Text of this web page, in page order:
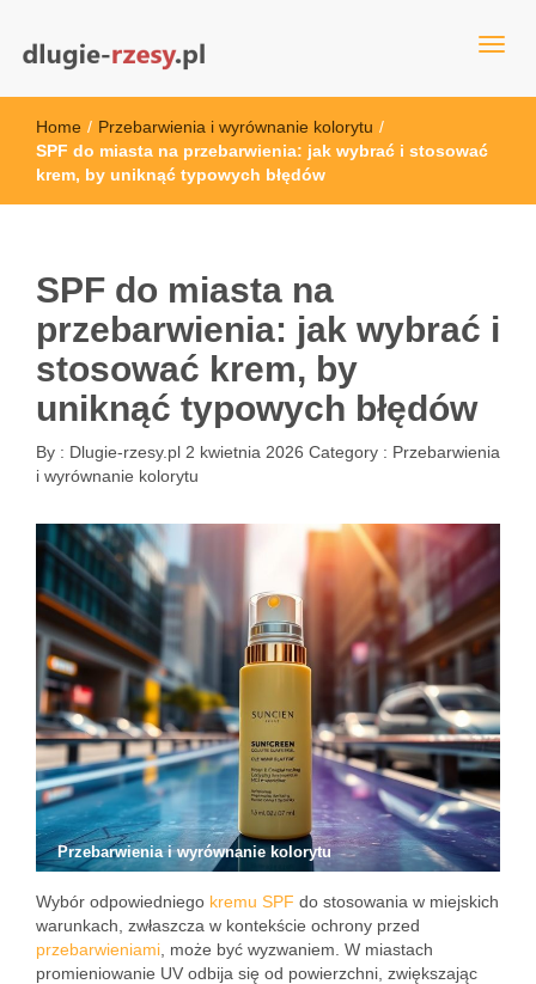
dlugie-rzesy.pl
Home / Przebarwienia i wyrównanie kolorytu /
SPF do miasta na przebarwienia: jak wybrać i stosować
krem, by uniknąć typowych błędów
SPF do miasta na
przebarwienia: jak wybrać i
stosować krem, by
uniknąć typowych błędów
By : Dlugie-rzesy.pl 2 kwietnia 2026 Category : Przebarwienia
i wyrównanie kolorytu
Przebarwienia i wyrównanie kolorytu
Wybór odpowiedniego kremu SPF do stosowania w miejskich
warunkach, zwłaszcza w kontekście ochrony przed
przebarwieniami , może być wyzwaniem. W miastach
promieniowanie UV odbija się od powierzchni, zwiększając